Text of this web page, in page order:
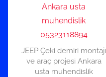
JEEP Çeki demiri montajı
ve araç projesi Ankara
usta muhendislik